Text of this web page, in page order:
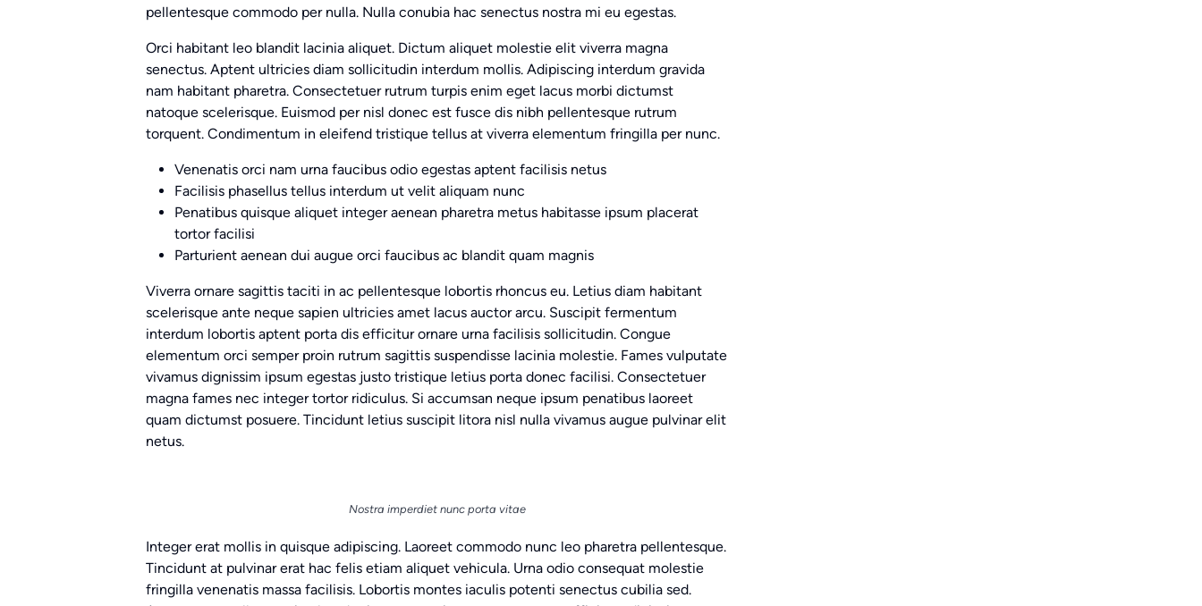
pellentesque commodo per nulla. Nulla conubia hac senectus nostra mi eu egestas.
Orci habitant leo blandit lacinia aliquet. Dictum aliquet molestie elit viverra magna
senectus. Aptent ultricies diam sollicitudin interdum mollis. Adipiscing interdum gravida
nam habitant pharetra. Consectetuer rutrum turpis enim eget lacus morbi dictumst
natoque scelerisque. Euismod per nisl donec est fusce dis nibh pellentesque rutrum
torquent. Condimentum in eleifend tristique tellus at viverra elementum fringilla per nunc.
Venenatis orci nam urna faucibus odio egestas aptent facilisis netus
Facilisis phasellus tellus interdum ut velit aliquam nunc
Penatibus quisque aliquet integer aenean pharetra metus habitasse ipsum placerat
tortor facilisi
Parturient aenean dui augue orci faucibus ac blandit quam magnis
Viverra ornare sagittis taciti in ac pellentesque lobortis rhoncus eu. Letius diam habitant
scelerisque ante neque sapien ultricies amet lacus auctor arcu. Suscipit fermentum
interdum lobortis aptent porta dis efficitur ornare urna facilisis sollicitudin. Congue
elementum orci semper proin rutrum sagittis suspendisse lacinia molestie. Fames vulputate
vivamus dignissim ipsum egestas justo tristique letius porta donec facilisi. Consectetuer
magna fames nec integer tortor ridiculus. Si accumsan neque ipsum penatibus laoreet
quam dictumst posuere. Tincidunt letius suscipit litora nisl nulla vivamus augue pulvinar elit
netus.
Nostra imperdiet nunc porta vitae
Integer erat mollis in quisque adipiscing. Laoreet commodo nunc leo pharetra pellentesque.
Tincidunt at pulvinar erat hac felis etiam aliquet vehicula. Urna odio consequat molestie
fringilla venenatis massa facilisis. Lobortis montes iaculis potenti senectus cubilia sed.